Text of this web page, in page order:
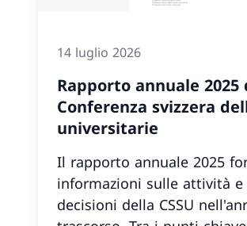
14 luglio 2026
Rapporto annuale 2025
Conferenza svizzera
universitarie
Il rapporto annuale 2025
informazioni sulle attività e
decisioni della CSSU